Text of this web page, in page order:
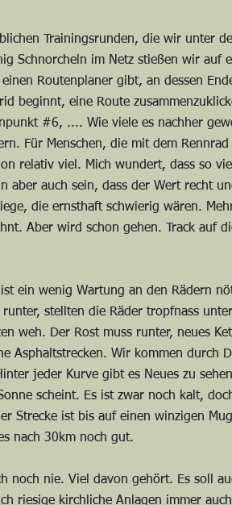
Trainingsrunden, die wir unter
Schnorcheln im Netz stießen wir auf
Routenplaner gibt, an dessen
beginnt, eine Route
#6, .... Wie viele es nachher
Für Menschen, die mit dem
relativ viel. Mich wundert, dass so
aber auch sein, dass der Wert recht
die ernsthaft schwierig wären.
Aber wird schon gehen. Track auf
ein wenig Wartung an den Rädern
stellten die Räder tropfnass
weh. Der Rost muss runter, neues
Asphaltstrecken. Wir kommen durch
jeder Kurve gibt es Neues zu
scheint. Es ist zwar noch kalt,
Strecke ist bis auf einen winzigen
nach 30km noch gut.
noch nie. Viel davon gehört. Es soll
riesige kirchliche Anlagen immer